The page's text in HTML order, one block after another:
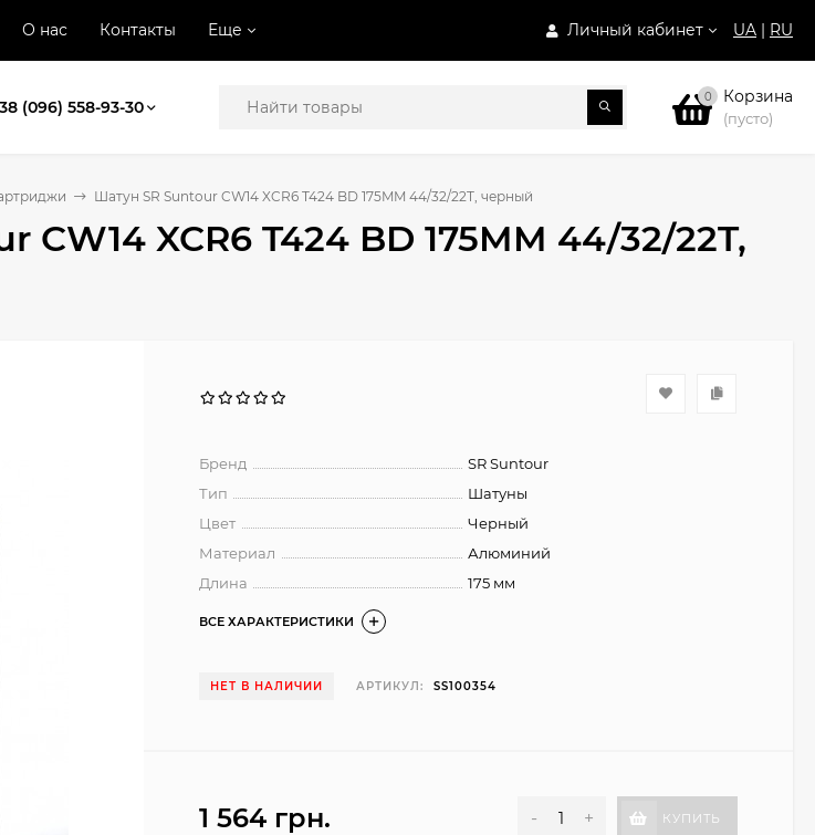
Личный кабинет UA | RU
О нас Контакты Еще
(096) 558-93-30 0 Корзина
(пусто)
Шатун SR Suntour CW14 XCR6 T424 BD 175MM 44/32/22T, черный
CW14 XCR6 T424 BD 175MM 44/32/22T,
Бренд
SR Suntour
Тип
Шатуны
Цвет
Черный
Материал
Алюминий
Длина
175 мм
ВСЕ ХАРАКТЕРИСТИКИ
НЕТ В НАЛИЧИИ АРТИКУЛ: SS100354
1 564 грн. - + КУПИТЬ